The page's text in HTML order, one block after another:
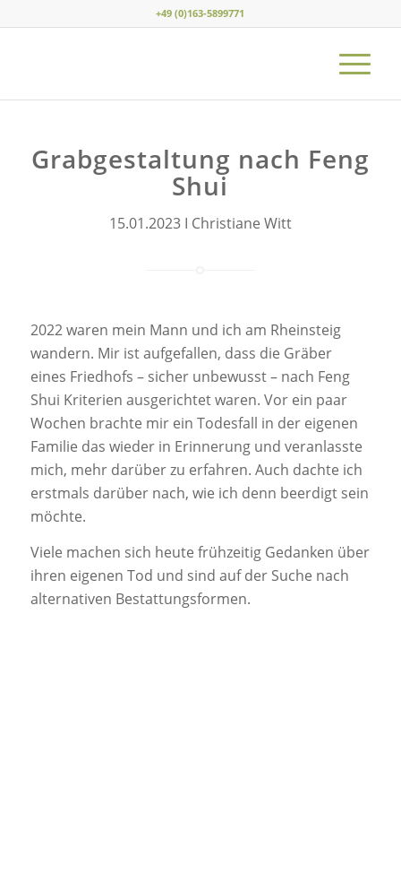
+49 (0)163-5899771
Grabgestaltung nach Feng
Shui
15.01.2023 I Christiane Witt
2022 waren mein Mann und ich am Rheinsteig
wandern. Mir ist aufgefallen, dass die Gräber
eines Friedhofs – sicher unbewusst – nach Feng
Shui Kriterien ausgerichtet waren. Vor ein paar
Wochen brachte mir ein Todesfall in der eigenen
Familie das wieder in Erinnerung und veranlasste
mich, mehr darüber zu erfahren. Auch dachte ich
erstmals darüber nach, wie ich denn beerdigt sein
möchte.
Viele machen sich heute frühzeitig Gedanken über
ihren eigenen Tod und sind auf der Suche nach
alternativen Bestattungsformen.